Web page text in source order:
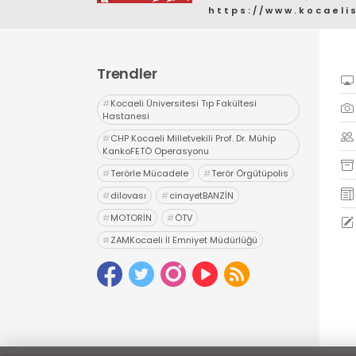
https://
Trendler
#Kocaeli Üniversitesi Tıp Fakültesi
Hastanesi
#CHP Kocaeli Milletvekili Prof. Dr. Mühip
KankoFETÖ Operasyonu
#Terörle Mücadele #Terör Örgütüpolis
#dilovası #cinayetBANZİN
#MOTORİN #ÖTV
#ZAMKocaeli İl Emniyet Müdürlüğü
#Uyuşturucu # uyarıcı madde ticareti
# hapis